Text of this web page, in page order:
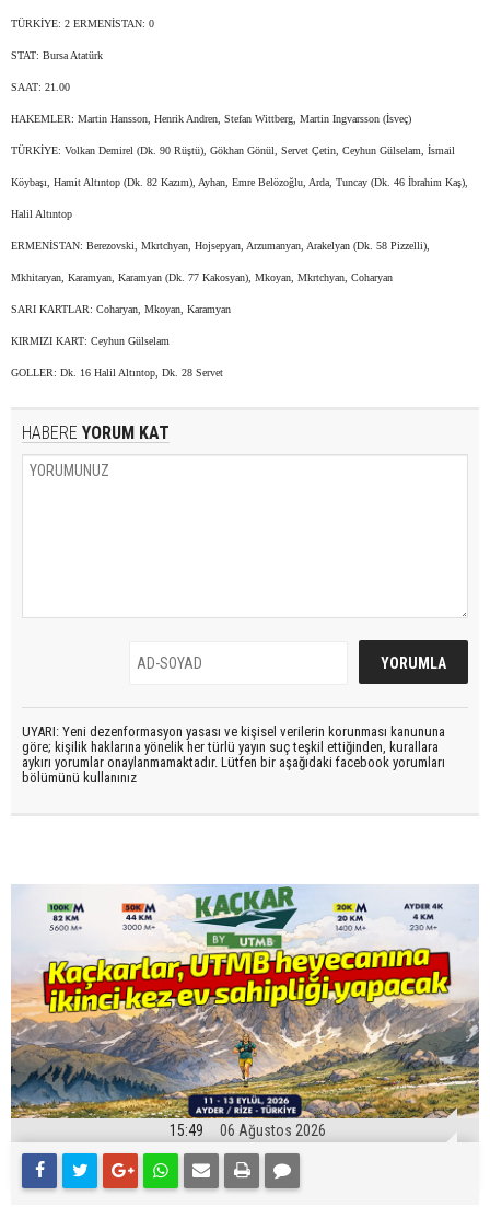
TÜRKİYE: 2 ERMENİSTAN: 0
STAT: Bursa Atatürk
SAAT: 21.00
HAKEMLER: Martin Hansson, Henrik Andren, Stefan Wittberg, Martin Ingvarsson (İsveç)
TÜRKİYE: Volkan Demirel (Dk. 90 Rüştü), Gökhan Gönül, Servet Çetin, Ceyhun Gülselam, İsmail
Köybaşı, Hamit Altıntop (Dk. 82 Kazım), Ayhan, Emre Belözoğlu, Arda, Tuncay (Dk. 46 İbrahim Kaş),
Halil Altıntop
ERMENİSTAN: Berezovski, Mkrtchyan, Hojsepyan, Arzumanyan, Arakelyan (Dk. 58 Pizzelli),
Mkhitaryan, Karamyan, Karamyan (Dk. 77 Kakosyan), Mkoyan, Mkrtchyan, Coharyan
SARI KARTLAR: Coharyan, Mkoyan, Karamyan
KIRMIZI KART: Ceyhun Gülselam
GOLLER: Dk. 16 Halil Altıntop, Dk. 28 Servet
HABERE YORUM KAT
UYARI: Yeni dezenformasyon yasası ve kişisel verilerin korunması kanununa
göre; kişilik haklarına yönelik her türlü yayın suç teşkil ettiğinden, kurallara
aykırı yorumlar onaylanmamaktadır. Lütfen bir aşağıdaki facebook yorumları
bölümünü kullanınız
15:49 06 Ağustos 2026